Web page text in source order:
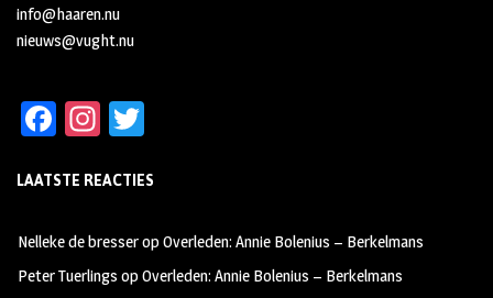
info@haaren.nu
nieuws@vught.nu
Fa
b
oo
k
In
ag
m
tt
LAATSTE REACTIES
Nelleke de bresseropOverleden: Annie Bolenius – Berkelmans
Peter Tuerlings opOverleden: Annie Bolenius – Berkelmans